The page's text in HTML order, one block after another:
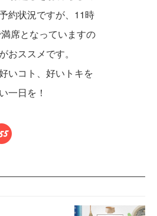
約状況ですが、11時
席となっていますの
おススメです。
いコト、好いトキを
一日を！